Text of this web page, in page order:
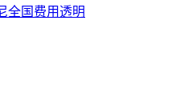
全国费用透明